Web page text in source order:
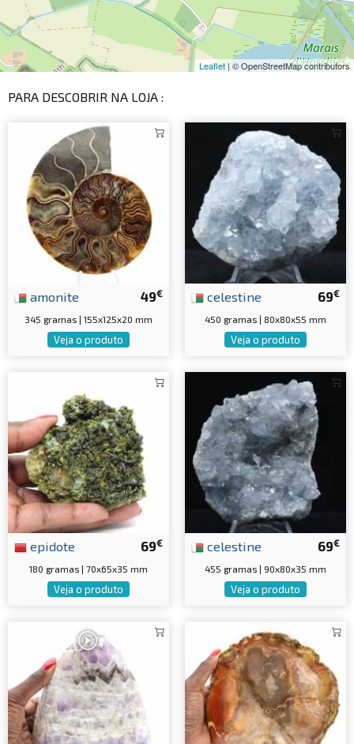
Leaflet| © OpenStreetMap contributors
PARA DESCOBRIR NA LOJA :
49€
amonite
345 gramas | 155x125x20 mm
Veja o produto
69€
celestine
450 gramas | 80x80x55 mm
Veja o produto
69€
epidote
180 gramas | 70x65x35 mm
Veja o produto
69€
celestine
455 gramas | 90x80x35 mm
Veja o produto